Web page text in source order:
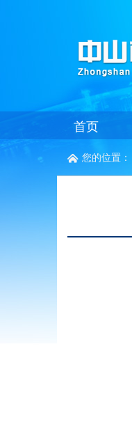
首页
 您的位置：